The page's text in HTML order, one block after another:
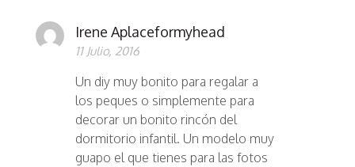
Irene Aplaceformyhead
11 Julio, 2016
Un diy muy bonito para regalar a
los peques o simplemente para
decorar un bonito rincón del
dormitorio infantil. Un modelo muy
guapo el que tienes para las fotos